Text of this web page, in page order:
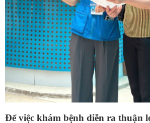
Để việc khám bệnh diễn ra thuận